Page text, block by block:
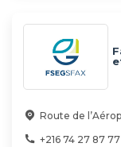
Route de
+216 74 27 87 77